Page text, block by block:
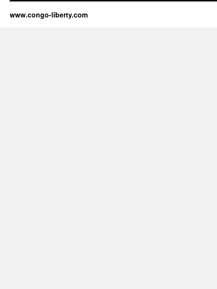
www.congo-liberty.com